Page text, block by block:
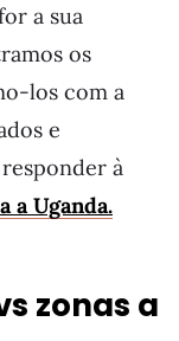
a sua
os
los com a
e
à
a Uganda.
zonas a